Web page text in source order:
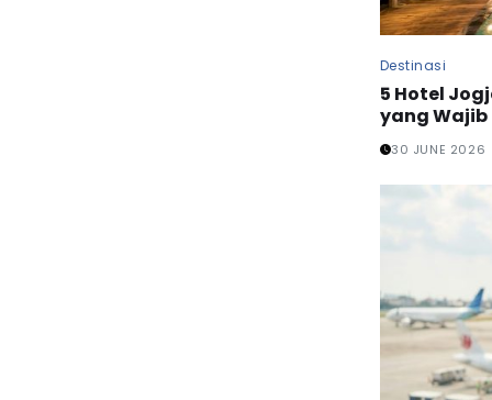
Destinasi
5 Hotel
yang Wajib
30 JUNE 2026